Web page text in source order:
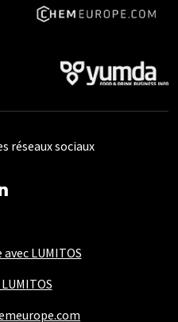
LUMITOS
réseaux sociaux